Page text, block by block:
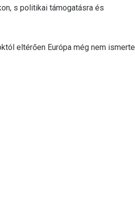
s politikai támogatásra és
eltérően Európa még nem ismerte